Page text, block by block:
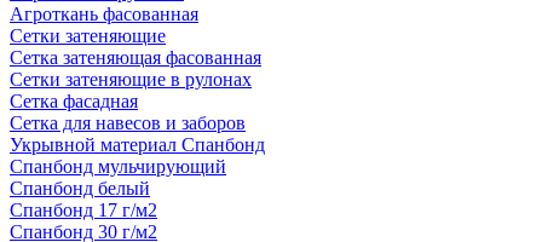
Агроткань фасованная
Сетки затеняющие
Сетка затеняющая фасованная
Сетки затеняющие в рулонах
Сетка фасадная
Сетка для навесов и заборов
Укрывной материал Спанбонд
Спанбонд мульчирующий
Спанбонд белый
Спанбонд 17 г/м2
Спанбонд 30 г/м2